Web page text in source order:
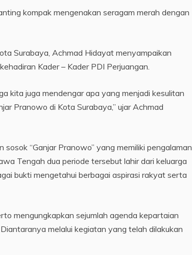
kompak mengenakan seragam merah dengan
Surabaya, Achmad Hidayat menyampaikan
Kader – Kader PDI Perjuangan.
kita juga mendengar apa yang menjadi kesulitan
Pranowo di Kota Surabaya,” ujar Achmad
“Ganjar Pranowo” yang memiliki pengalaman
Tengah dua periode tersebut lahir dari keluarga
bukti mengetahui berbagai aspirasi rakyat serta
mengungkapkan sejumlah agenda kepartaian
melalui kegiatan yang telah dilakukan